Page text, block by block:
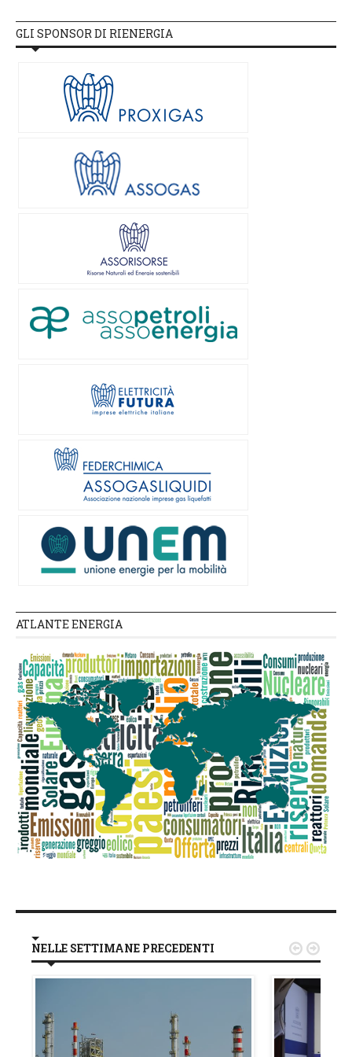
GLI SPONSOR DI RIENERGIA
ATLANTE ENERGIA
NELLE SETTIMANE PRECEDENTI  